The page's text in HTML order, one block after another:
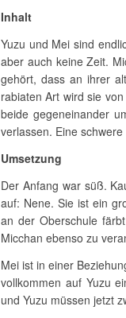
Inhalt
Yuzu und Mei sind
aber auch keine Zeit.
gehört, dass an ihrer
rabiaten Art wird sie
beide gegeneinander
verlassen. Eine
Umsetzung
Der Anfang war süß.
auf: Nene. Sie ist ein
an der Oberschule
Micchan ebenso zu
Mei ist in einer
vollkommen auf Yuzu
und Yuzu müssen jetzt